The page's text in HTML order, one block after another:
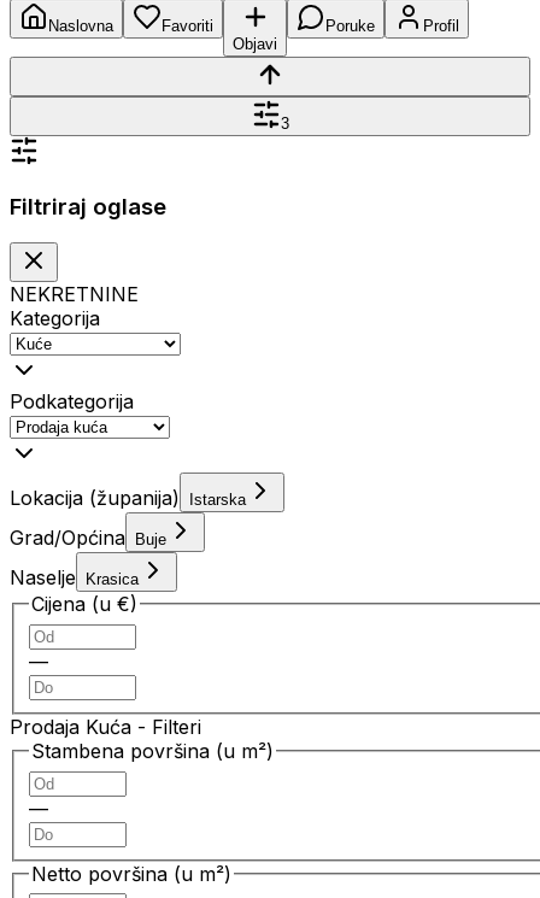
Naslovna
Favoriti
Objavi
Poruke Profil
3
Filtriraj oglase
NEKRETNINE
Kategorija
Podkategorija
Lokacija (županija) Istarska
Grad/Općina Buje
Naselje Krasica
Cijena (u €)
—
Prodaja Kuća - Filteri
Stambena površina (u m²)
—
Netto površina (u m²)